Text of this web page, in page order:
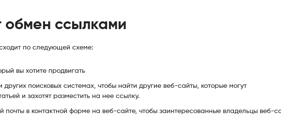
обмен ссылками
по следующей схеме:
вы хотите продвигать
других поисковых системах, чтобы найти другие веб-сайты, которые могут
и захотят разместить на нее ссылку.
почты в контактной форме на веб-сайте, чтобы заинтересованные владельцы веб-